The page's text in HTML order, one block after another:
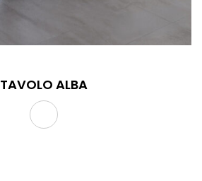
TAVOLO ALBA